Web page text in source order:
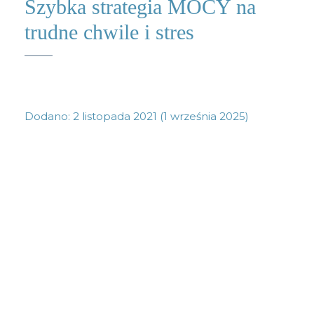
Szybka strategia MOCY na
trudne chwile i stres
Dodano: 2 listopada 2021 (1 września 2025)